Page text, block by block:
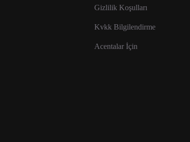
Gizlilik Koşulları
Kvkk Bilgilendirme
Acentalar İçin